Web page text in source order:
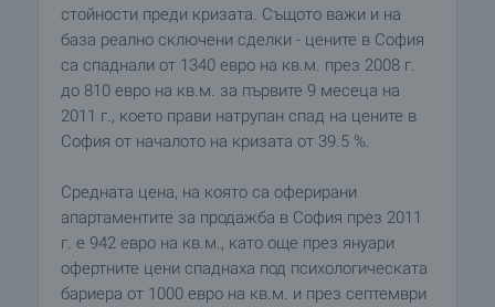
стойности преди кризата. Същото важи и на
база реално сключени сделки - цените в София
са спаднали от 1340 евро на кв.м. през 2008 г.
до 810 евро на кв.м. за първите 9 месеца на
2011 г., което прави натрупан спад на цените в
София от началото на кризата от 39.5 %.
Средната цена, на която са оферирани
апартаментите за продажба в София през 2011
г. е 942 евро на кв.м., като още през януари
офертните цени спаднаха под психологическата
бариера от 1000 евро на кв.м. и през септември